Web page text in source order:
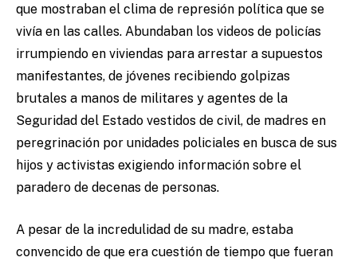
que mostraban el clima de represión política que se
vivía en las calles. Abundaban los videos de policías
irrumpiendo en viviendas para arrestar a supuestos
manifestantes, de jóvenes recibiendo golpizas
brutales a manos de militares y agentes de la
Seguridad del Estado vestidos de civil, de madres en
peregrinación por unidades policiales en busca de sus
hijos y activistas exigiendo información sobre el
paradero de decenas de personas.
A pesar de la incredulidad de su madre, estaba
convencido de que era cuestión de tiempo que fueran